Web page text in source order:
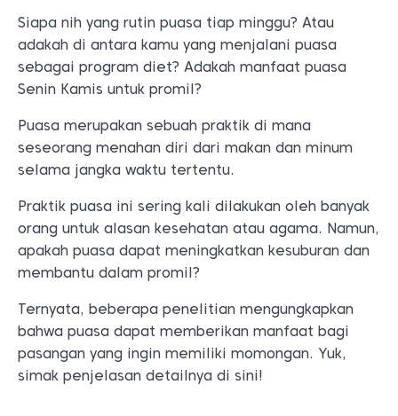
Siapa nih yang rutin puasa tiap minggu? Atau
adakah di antara kamu yang menjalani puasa
sebagai program diet? Adakah manfaat puasa
Senin Kamis untuk promil?
Puasa merupakan sebuah praktik di mana
seseorang menahan diri dari makan dan minum
selama jangka waktu tertentu.
Praktik puasa ini sering kali dilakukan oleh banyak
orang untuk alasan kesehatan atau agama. Namun,
apakah puasa dapat meningkatkan kesuburan dan
membantu dalam promil?
Ternyata, beberapa penelitian mengungkapkan
bahwa puasa dapat memberikan manfaat bagi
pasangan yang ingin memiliki momongan. Yuk,
simak penjelasan detailnya di sini!